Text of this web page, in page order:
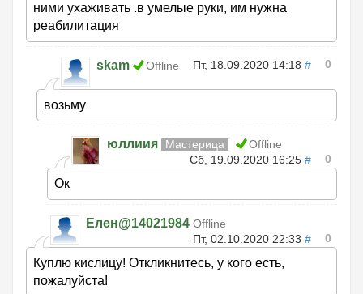
ними ухаживать .в умелые руки, им нужна
реабилитация
skam Offline Пт, 18.09.2020 14:18 # 0
возьму
юллиия Мастерица
Offline
Сб, 19.09.2020 16:25 # 0
Ок
Елен@14021984 Offline
Пт, 02.10.2020 22:33 # 0
Куплю кислицу! Откликнитесь, у кого есть,
пожалуйста!